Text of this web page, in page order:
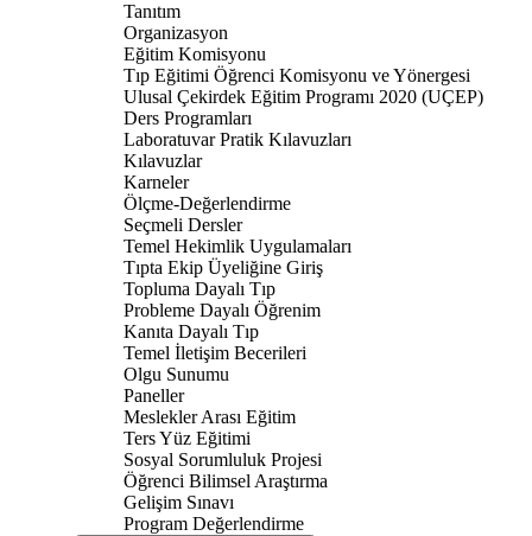
Tanıtım
Organizasyon
Eğitim Komisyonu
Tıp Eğitimi Öğrenci Komisyonu ve Yönergesi
Ulusal Çekirdek Eğitim Programı 2020 (UÇEP)
Ders Programları
Laboratuvar Pratik Kılavuzları
Kılavuzlar
Karneler
Ölçme-Değerlendirme
Seçmeli Dersler
Temel Hekimlik Uygulamaları
Tıpta Ekip Üyeliğine Giriş
Topluma Dayalı Tıp
Probleme Dayalı Öğrenim
Kanıta Dayalı Tıp
Temel İletişim Becerileri
Olgu Sunumu
Paneller
Meslekler Arası Eğitim
Ters Yüz Eğitimi
Sosyal Sorumluluk Projesi
Öğrenci Bilimsel Araştırma
Gelişim Sınavı
Program Değerlendirme